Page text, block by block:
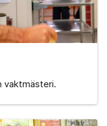
vaktmästeri.